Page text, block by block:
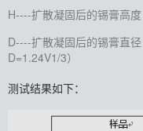
H----扩散凝固后的锡膏高度
D----扩散凝固后的锡膏直
D=1.24V1/3）
测试结果如下：